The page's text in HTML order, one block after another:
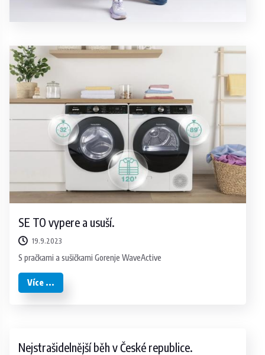
SE TO vypere a usuší.
19.9.2023
S pračkami a sušičkami Gorenje WaveActive
Více ...
Nejstrašidelnější běh v České republice.